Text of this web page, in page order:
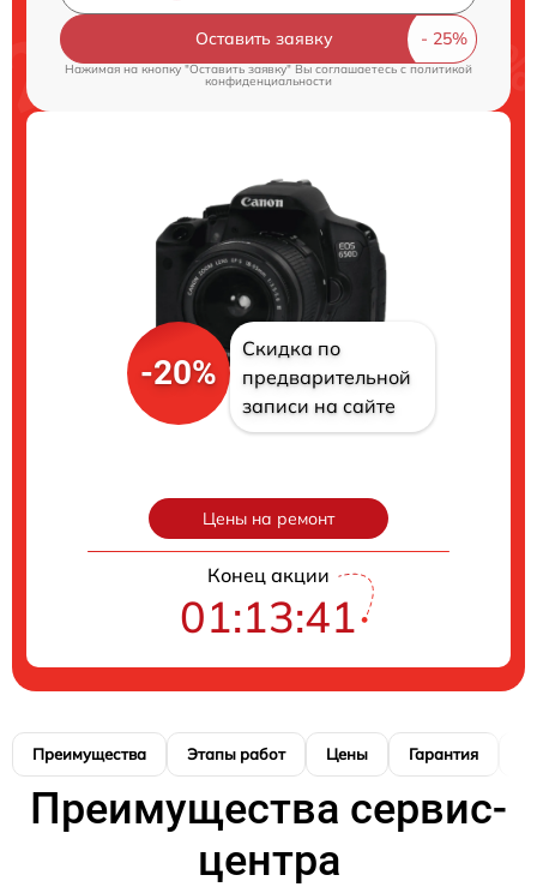
Оставить заявку
Нажимая на кнопку "Оставить заявку" Вы соглашаетесь cполитикой
конфиденциальности
-20%
Скидка по
предварительной
записи на сайте
Цены на ремонт
Конец акции
01:13:40
Преимущества Этапы работ Цены Гарантия
Преимущества сервис-
центра